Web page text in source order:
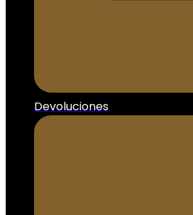
Devoluciones